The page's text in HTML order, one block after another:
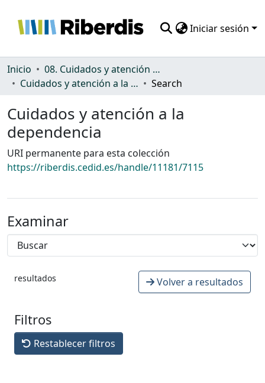
Iniciar sesión
Comunidades
Todo DSpace
Estadísticas
Inicio
08. Cuidados y atención a la dependencia
Cuidados y atención a la dependencia
Search
Cuidados y atención a la
dependencia
URI permanente para esta colección
https://riberdis.cedid.es/handle/11181/7115
Examinar
resultados Volver a resultados
Filtros
Restablecer filtros